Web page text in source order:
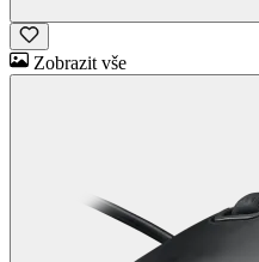
Zobrazit vše